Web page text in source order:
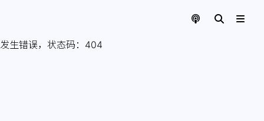
发生错误，状态码： 404